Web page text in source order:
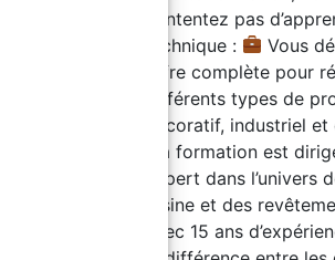
contentez pas
technique :
Vous
offre complète pour
différents types de
décoratif, industriel et
La formation est
expert dans l’univers
résine et des
avec 15 ans